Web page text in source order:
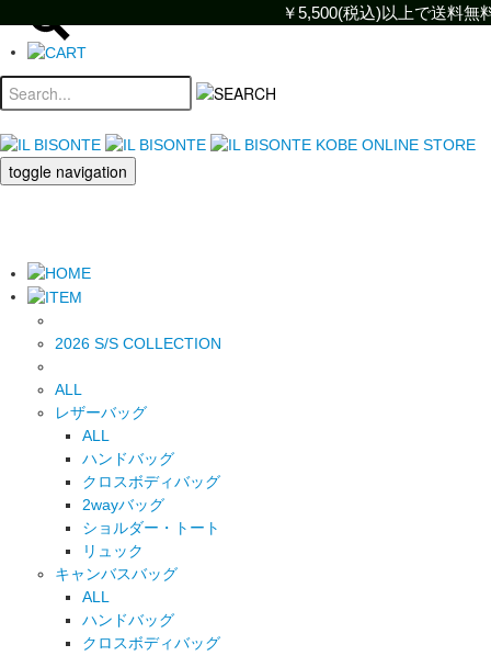
￥5,500(税込)以上で送料
toggle navigation
2026 S/S COLLECTION
ALL
レザーバッグ
ALL
ハンドバッグ
クロスボディバッグ
2wayバッグ
ショルダー・トート
リュック
キャンバスバッグ
ALL
ハンドバッグ
クロスボディバッグ
￥5,500(税込)以上で送料無